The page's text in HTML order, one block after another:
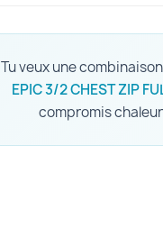
Tu veux une
EPIC 3/2 CHEST ZIP
compromis